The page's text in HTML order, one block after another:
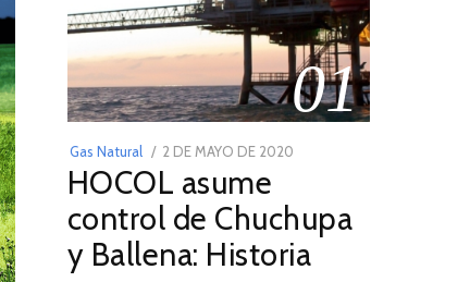
01
Gas Natural
POSTED
ON
2 DE MAYO DE 2020
DE
2026
HOCOL asume
control de Chuchupa
y Ballena: Historia